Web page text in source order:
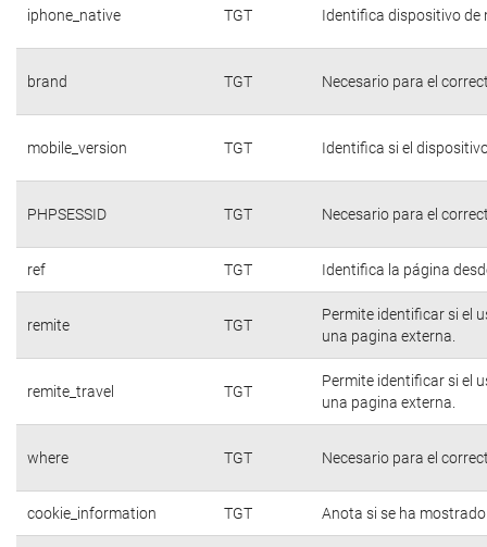
iphone_native TGT Identifica dispositivo de
brand TGT Necesario para el
mobile_version TGT Identifica si el
PHPSESSID TGT Necesario para el
ref TGT Identifica la página
remite TGT
Permite identificar si el
una pagina externa.
remite_travel TGT
Permite identificar si el
una pagina externa.
where TGT Necesario para el
cookie_information TGT Anota si se ha